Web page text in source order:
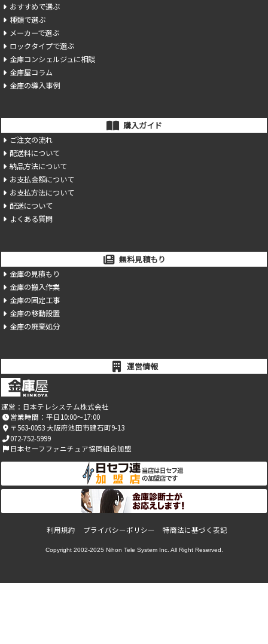
運営情報
運営： 日本テレシステム株式会社
営業時間：平日10:00～17:00
〒563-0053 大阪府池田市建石町9-13
072-752-5999
日本セーフファニチュア協同組合加盟
おすすめで選ぶ
種類で選ぶ
メーカーで選ぶ
ロックタイプで選ぶ
金庫コンシェルジュに相談
金庫屋コラム
金庫の導入事例
購入ガイド
ご注文の流れ
配送料について
納品方法について
お支払金額について
お支払方法について
配送について
よくある質問
無料見積もり
金庫の見積もり
金庫の搬入作業
金庫の固定工事
金庫の移動設置
金庫の廃棄処分
利用規約 プライバシーポリシー 特商法に基づく表記
Copyright 2002-2025 Nihon Tele System Inc. All Right Reserved.